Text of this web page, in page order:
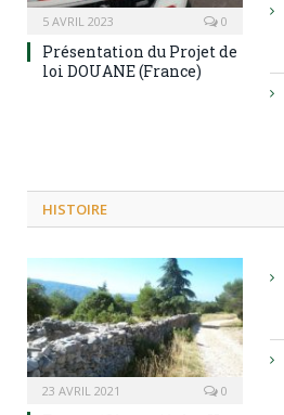
5 AVRIL 2023 0
Présentation du Projet de
loi DOUANE (France)
HISTOIRE
23 AVRIL 2021 0